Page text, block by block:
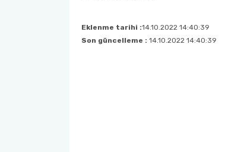
Eklenme tarihi :14.10.2022 14:40:39
Son güncelleme : 14.10.2022 14:40:39